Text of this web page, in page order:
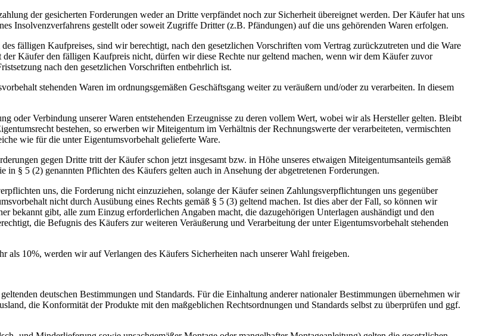
der gesicherten Forderungen weder an Dritte verpfändet noch zur Sicherheit übereignet werden. Der Käufer hat uns
Insolvenzverfahrens gestellt oder soweit Zugriffe Dritter (z.B. Pfändungen) auf die uns gehörenden Waren erfolgen.
fälligen Kaufpreises, sind wir berechtigt, nach den gesetzlichen Vorschriften vom Vertrag zurückzutreten und die Ware
Käufer den fälligen Kaufpreis nicht, dürfen wir diese Rechte nur geltend machen, wenn wir dem Käufer zuvor
nach den gesetzlichen Vorschriften entbehrlich ist.
stehenden Waren im ordnungsgemäßen Geschäftsgang weiter zu veräußern und/oder zu verarbeiten. In diesem
oder Verbindung unserer Waren entstehenden Erzeugnisse zu deren vollem Wert, wobei wir als Hersteller gelten. Bleibt
bestehen, so erwerben wir Miteigentum im Verhältnis der Rechnungswerte der verarbeiteten, vermischten
wie für die unter Eigentumsvorbehalt gelieferte Ware.
gegen Dritte tritt der Käufer schon jetzt insgesamt bzw. in Höhe unseres etwaigen Miteigentumsanteils gemäß
§ 5 (2) genannten Pflichten des Käufers gelten auch in Ansehung der abgetretenen Forderungen.
uns, die Forderung nicht einzuziehen, solange der Käufer seinen Zahlungsverpflichtungen uns gegenüber
nicht durch Ausübung eines Rechts gemäß § 5 (3) geltend machen. Ist dies aber der Fall, so können wir
bekannt gibt, alle zum Einzug erforderlichen Angaben macht, die dazugehörigen Unterlagen aushändigt und den
die Befugnis des Käufers zur weiteren Veräußerung und Verarbeitung der unter Eigentumsvorbehalt stehenden
als 10%, werden wir auf Verlangen des Käufers Sicherheiten nach unserer Wahl freigeben.
deutschen Bestimmungen und Standards. Für die Einhaltung anderer nationaler Bestimmungen übernehmen wir
die Konformität der Produkte mit den maßgeblichen Rechtsordnungen und Standards selbst zu überprüfen und ggf.